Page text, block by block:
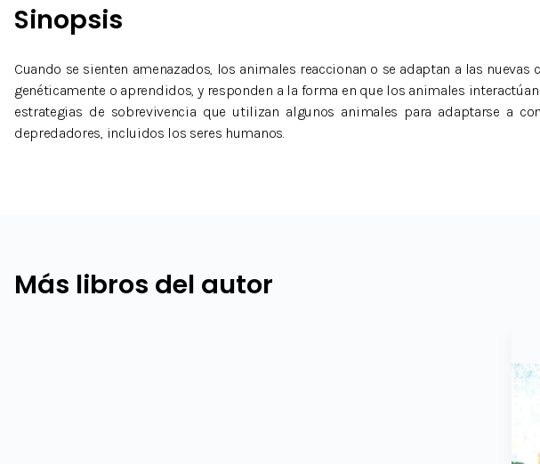
Sinopsis
Cuando se sienten amenazados, los animales reaccionan o se adaptan a las
genéticamente o aprendidos, y responden a la forma en que los animales
estrategias de sobrevivencia que utilizan algunos animales para adaptarse a
depredadores, incluidos los seres humanos.
Más libros del autor